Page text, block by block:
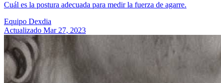
Cuál es la postura adecuada para medir la fuerza de agarre.
Equipo Dexdia
Actualizado Mar 27, 2023